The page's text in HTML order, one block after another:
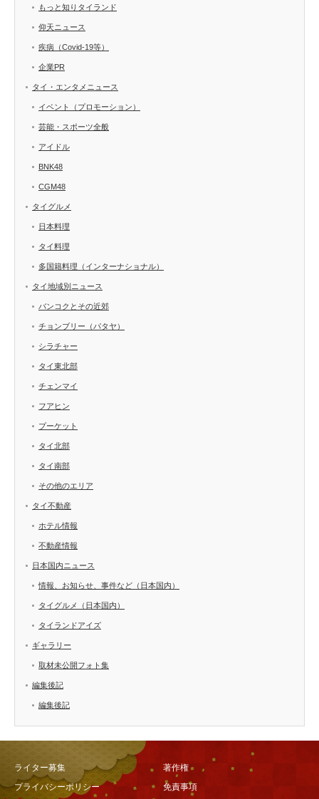
もっと知りタイランド
仰天ニュース
疾病（Covid-19等）
企業PR
タイ・エンタメニュース
イベント（プロモーション）
芸能・スポーツ全般
アイドル
BNK48
CGM48
タイグルメ
日本料理
タイ料理
多国籍料理（インターナショナル）
タイ地域別ニュース
バンコクとその近郊
チョンブリー（パタヤ）
シラチャー
タイ東北部
チェンマイ
フアヒン
プーケット
タイ北部
タイ南部
その他のエリア
タイ不動産
ホテル情報
不動産情報
日本国内ニュース
情報、お知らせ、事件など（日本国内）
タイグルメ（日本国内）
タイランドアイズ
ギャラリー
取材未公開フォト集
編集後記
編集後記
ライター募集
著作権
プライバシーポリシー
免責事項